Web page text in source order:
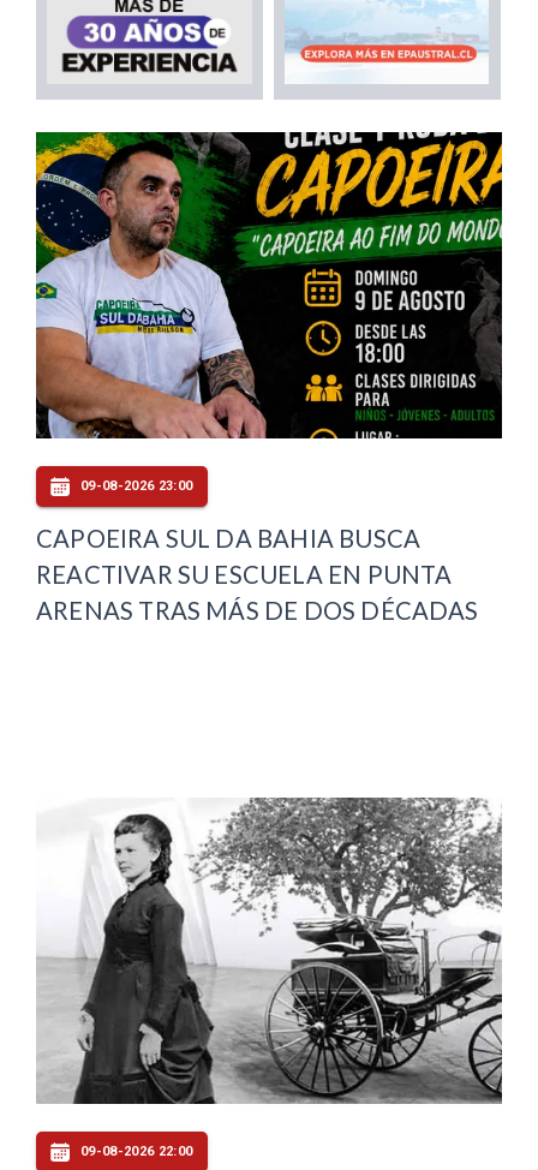
09-08-2026 23:00
CAPOEIRA SUL DA BAHIA BUSCA
REACTIVAR SU ESCUELA EN PUNTA
ARENAS TRAS MÁS DE DOS DÉCADAS
09-08-2026 22:00